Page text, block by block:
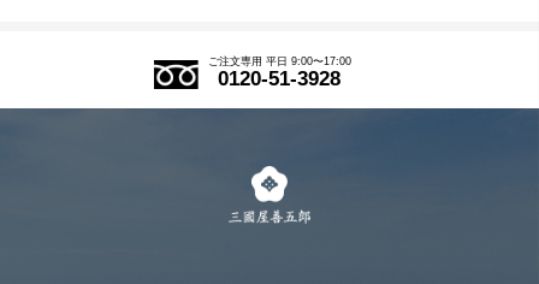
式部の香りシリーズ
ご注文専用 平日 9:00〜17:00
0120-51-3928